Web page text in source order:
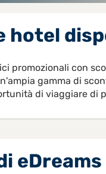
hotel
promozionali con
gamma di
di viaggiare di